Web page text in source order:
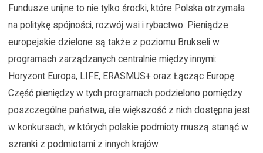
Fundusze unijne to nie tylko środki, które Polska otrzymała
na politykę spójności, rozwój wsi i rybactwo. Pieniądze
europejskie dzielone są także z poziomu Brukseli w
programach zarządzanych centralnie między innymi:
Horyzont Europa, LIFE, ERASMUS+ oraz Łącząc Europę.
Część pieniędzy w tych programach podzielono pomiędzy
poszczególne państwa, ale większość z nich dostępna jest
w konkursach, w których polskie podmioty muszą stanąć w
szranki z podmiotami z innych krajów.